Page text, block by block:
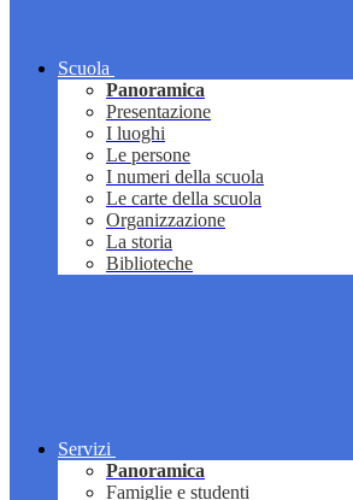
Scuola
Panoramica
Presentazione
I luoghi
Le persone
I numeri della scuola
Le carte della scuola
Organizzazione
La storia
Biblioteche
Servizi
Panoramica
Famiglie e studenti